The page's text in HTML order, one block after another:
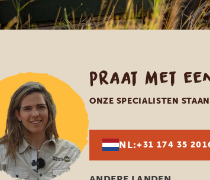
Praat met
ONZE SPECIALISTEN
NL:+31 174 35